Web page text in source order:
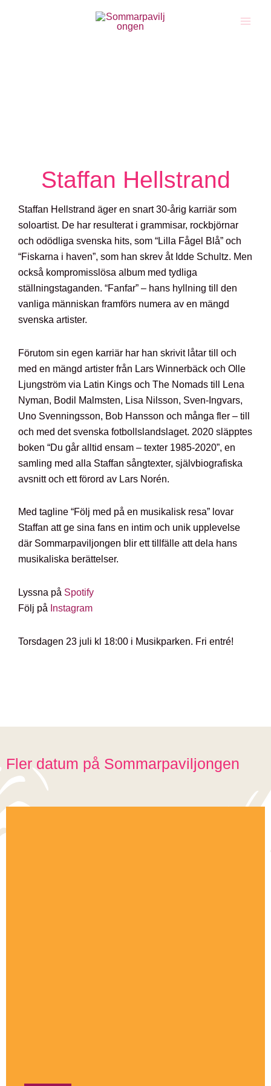
Staffan Hellstrand
Staffan Hellstrand äger en snart 30-årig karriär som
soloartist. De har resulterat i grammisar, rockbjörnar
och odödliga svenska hits, som “Lilla Fågel Blå” och
“Fiskarna i haven”, som han skrev åt Idde Schultz. Men
också kompromisslösa album med tydliga
ställningstaganden. “Fanfar” – hans hyllning till den
vanliga människan framförs numera av en mängd
svenska artister.
Förutom sin egen karriär har han skrivit låtar till och
med en mängd artister från Lars Winnerbäck och Olle
Ljungström via Latin Kings och The Nomads till Lena
Nyman, Bodil Malmsten, Lisa Nilsson, Sven-Ingvars,
Uno Svenningsson, Bob Hansson och många fler – till
och med det svenska fotbollslandslaget. 2020 släpptes
boken “Du går alltid ensam – texter 1985-2020”, en
samling med alla Staffan sångtexter, självbiografiska
avsnitt och ett förord av Lars Norén.
Med tagline “Följ med på en musikalisk resa” lovar
Staffan att ge sina fans en intim och unik upplevelse
där Sommarpaviljongen blir ett tillfälle att dela hans
musikaliska berättelser.
Lyssna på Spotify
Följ på Instagram
Torsdagen 23 juli kl 18:00 i Musikparken. Fri entré!
Fler datum på Sommarpaviljongen